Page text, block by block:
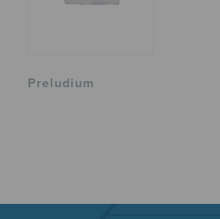
Preludium